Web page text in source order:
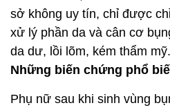
sở không uy tín, chỉ được
xử lý phần da và cân cơ
da dư, lồi lõm, kém thẩm mỹ.
Những biến chứng phổ
Phụ nữ sau khi sinh vùng